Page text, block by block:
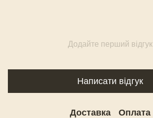
Додайте перший відгук
Написати відгук
Доставка Оплата